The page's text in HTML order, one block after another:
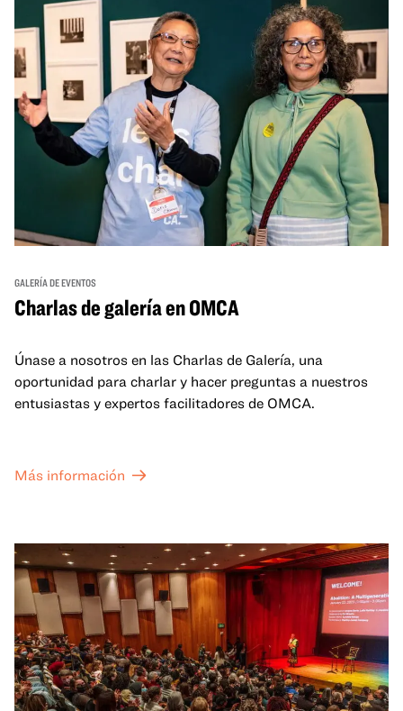
GALERÍA DE EVENTOS
Charlas de galería en OMCA
Únase a nosotros en las Charlas de Galería, una
oportunidad para charlar y hacer preguntas a nuestros
entusiastas y expertos facilitadores de OMCA.
Más información